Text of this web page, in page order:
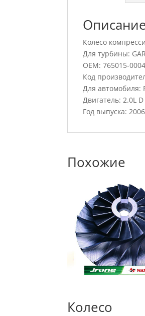
Колесо
Для турбины:
OEM: 765015-0004
Код
Для автомобиля:
Двигатель: 2.0L D
Год выпуска: 2006
Похожие
Колесо